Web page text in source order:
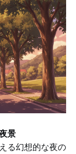
景
る幻想的な夜の